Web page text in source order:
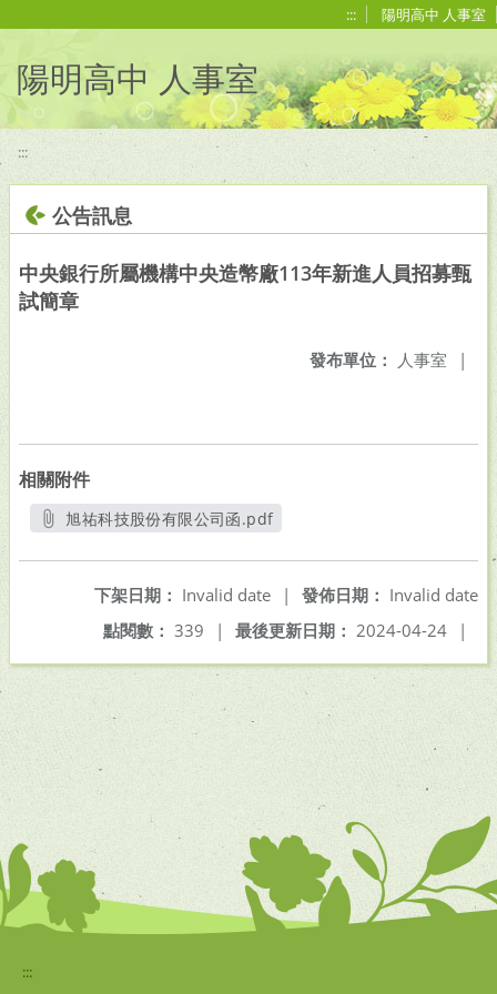
::: 陽明高中 人事室
陽明高中 人事室
:::
公告訊息
中央銀行所屬機構中央造幣廠113年新進人員招募甄
試簡章
發布單位： 人事室 |
相關附件
旭祐科技股份有限公司函.pdf
發佈日期： Invalid date
下架日期： Invalid date
|
最後更新日期： 2024-04-24 |
點閱數： 339 |
:::